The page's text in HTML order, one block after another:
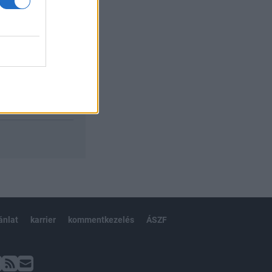
karrier kommentkezelés ÁSZF